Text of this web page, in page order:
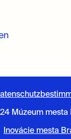
Múzeum mesta
Inovácie mesta